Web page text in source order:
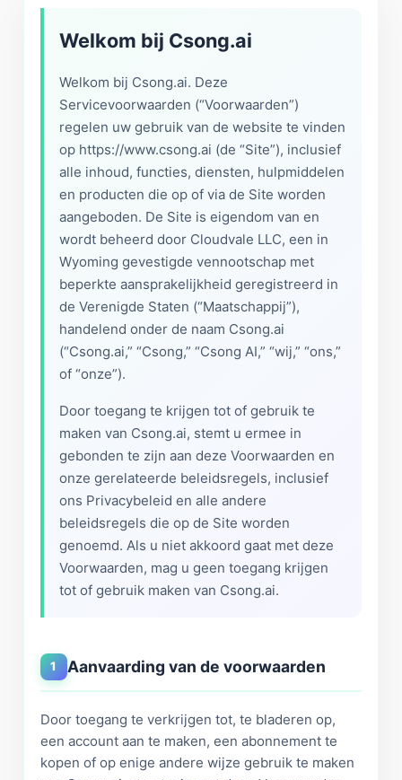
Welkom bij Csong.ai
Welkom bij Csong.ai. Deze
Servicevoorwaarden (“Voorwaarden”)
regelen uw gebruik van de website te vinden
op https://www.csong.ai (de “Site”), inclusief
alle inhoud, functies, diensten, hulpmiddelen
en producten die op of via de Site worden
aangeboden. De Site is eigendom van en
wordt beheerd door Cloudvale LLC, een in
Wyoming gevestigde vennootschap met
beperkte aansprakelijkheid geregistreerd in
de Verenigde Staten (“Maatschappij”),
handelend onder de naam Csong.ai
(“Csong.ai,” “Csong,” “Csong AI,” “wij,” “ons,”
of “onze”).
Door toegang te krijgen tot of gebruik te
maken van Csong.ai, stemt u ermee in
gebonden te zijn aan deze Voorwaarden en
onze gerelateerde beleidsregels, inclusief
ons Privacybeleid en alle andere
beleidsregels die op de Site worden
genoemd. Als u niet akkoord gaat met deze
Voorwaarden, mag u geen toegang krijgen
tot of gebruik maken van Csong.ai.
1 Aanvaarding van de voorwaarden
Door toegang te verkrijgen tot, te bladeren op,
een account aan te maken, een abonnement te
kopen of op enige andere wijze gebruik te maken